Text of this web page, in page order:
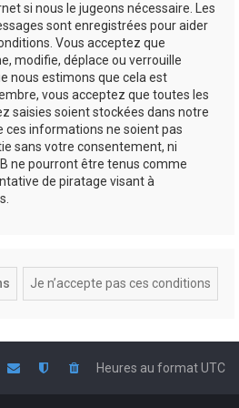
si nous le jugeons nécessaire. Les
sont enregistrées pour aider
Vous acceptez que
modifie, déplace ou verrouille
nous estimons que cela est
vous acceptez que toutes les
saisies soient stockées dans notre
ces informations ne soient pas
sans votre consentement, ni
ne pourront être tenus comme
de piratage visant à
Heures au formatUTC